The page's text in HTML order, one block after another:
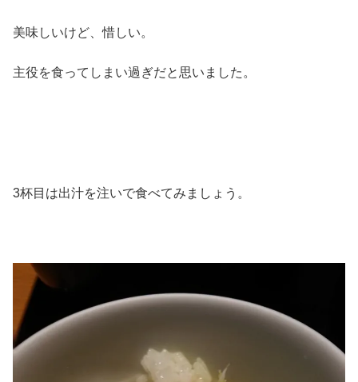
美味しいけど、惜しい。
主役を食ってしまい過ぎだと思いました。
3杯目は出汁を注いで食べてみましょう。